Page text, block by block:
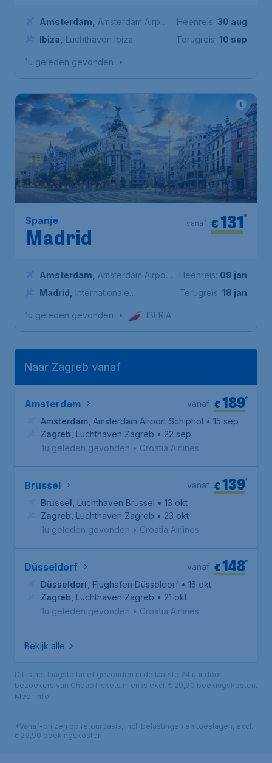
Amsterdam
Amsterdam Airport
Schiphol
Ibiza Luchthaven Ibiza
Heenreis: 30 aug
Terugreis: 10 sep
1u geleden gevonden •
Spanje
Madrid
€131*
vanaf
Amsterdam
Amsterdam Airport
Schiphol
Madrid
Internationale
Madrid-Barajas
Heenreis: 09 jan
Terugreis: 18 jan
1u geleden gevonden • IBERIA
Naar Zagreb vanaf
Amsterdam €189*
vanaf
Amsterdam Amsterdam Airport Schiphol • 15 sep
Zagreb Luchthaven Zagreb • 22 sep
1u geleden gevonden • Croatia Airlines
Brussel €139*
vanaf
Brussel Luchthaven Brussel • 13 okt
Zagreb Luchthaven Zagreb • 23 okt
1u geleden gevonden • Croatia Airlines
Düsseldorf €148*
vanaf
Düsseldorf Flughafen Düsseldorf • 15 okt
Zagreb Luchthaven Zagreb • 21 okt
1u geleden gevonden • Croatia Airlines
Bekijk alle
Dit is het laagste tarief gevonden in de laatste 24 uur door
bezoekers van CheapTickets.nl en is excl. € 29,90 boekingskosten.
Meer info
*Vanaf-prijzen op retourbasis, incl. belastingen en toeslagen, excl.
€ 29,90 boekingskosten.